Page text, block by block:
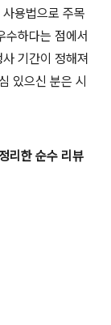
용법으로 주목
수하다는 점에서
기간이 정해져
있으신 분은 시
리한 순수 리뷰